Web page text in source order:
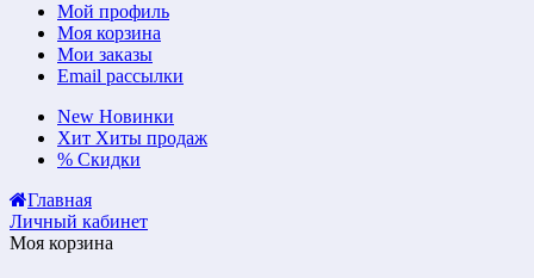
Мой профиль
Моя корзина
Мои заказы
Email рассылки
New Новинки
Хит Хиты продаж
% Скидки
Главная
Личный кабинет
Моя корзина